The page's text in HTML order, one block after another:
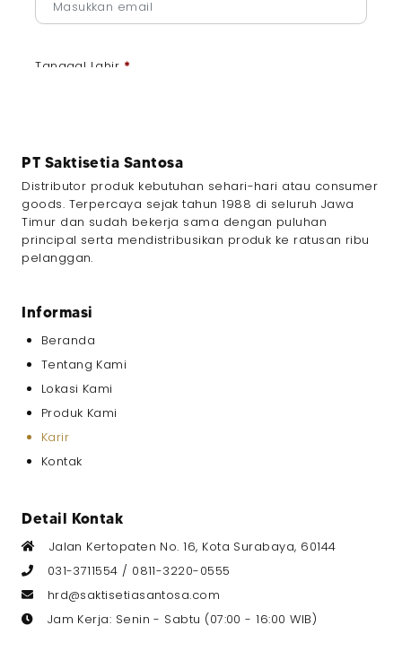
Tanggal Lahir *
Jenis Kelamin*
Pendidikan Terakhir
Gaji yang Diharapkan
Upload CV dan Portfolio
Info Tambahan
PT Saktisetia Santosa
Distributor produk kebutuhan sehari-hari atau consumer
goods. Terpercaya sejak tahun 1988 di seluruh Jawa
Timur dan sudah bekerja sama dengan puluhan
principal serta mendistribusikan produk ke ratusan ribu
pelanggan.
Informasi
Beranda
Tentang Kami
Lokasi Kami
Produk Kami
Karir
Kontak
Detail Kontak
Jalan Kertopaten No. 16, Kota Surabaya, 60144
031-3711554 / 0811-3220-0555
hrd@saktisetiasantosa.com
Jam Kerja: Senin - Sabtu (07:00 - 16:00 WIB)